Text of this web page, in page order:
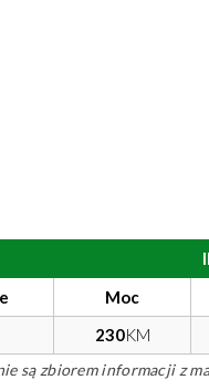
Moc
230KM
są zbiorem informacji z